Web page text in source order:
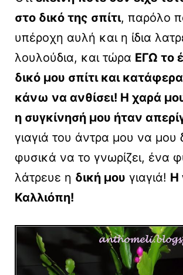
στο δικό της σπίτι, παρόλο
υπέροχη αυλή και η ίδια
λουλούδια, και τώρα ΕΓΩ το
δικό μου σπίτι και
κάνω να ανθίσει! Η χαρά
η συγκίνησή μου ήταν
γιαγιά του άντρα μου να μου
φυσικά να το γνωρίζει, ένα
λάτρευε η δική μου γιαγιά! Η
Καλλιόπη!